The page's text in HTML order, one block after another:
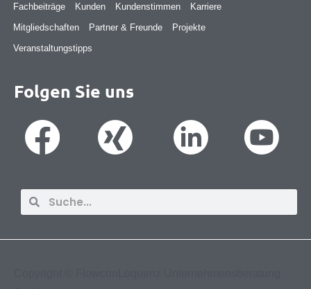
Fachbeiträge Kunden Kundenstimmen
Karriere
Mitgliedschaften
Partner & Freunde
Projekte
Veranstaltungstipps
Folgen Sie uns